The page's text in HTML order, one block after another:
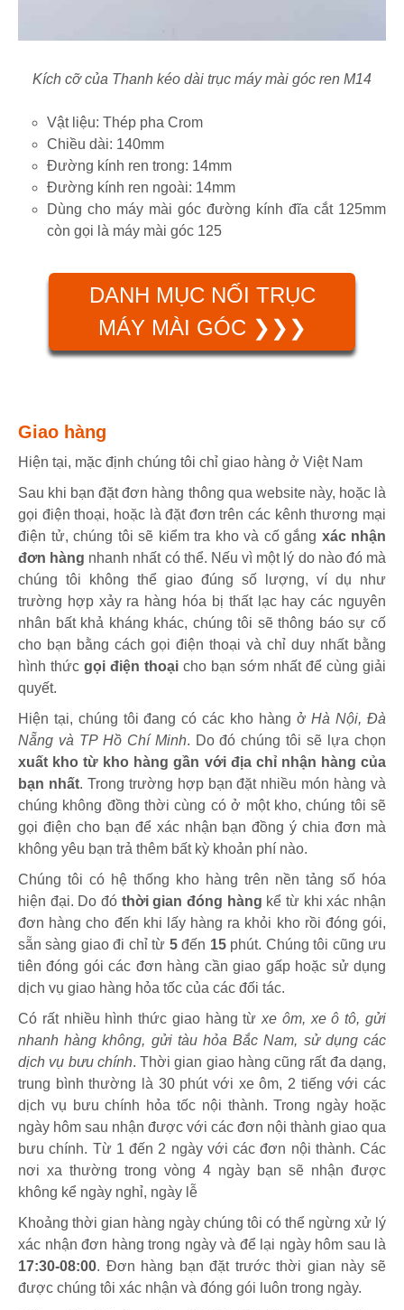
Kích cỡ của Thanh kéo dài trục máy mài góc ren M14
Vật liệu: Thép pha Crom
Chiều dài: 140mm
Đường kính ren trong: 14mm
Đường kính ren ngoài: 14mm
Dùng cho máy mài góc đường kính đĩa cắt 125mm
còn gọi là máy mài góc 125
DANH MỤC NỐI TRỤC
MÁY MÀI GÓC ❯❯❯
Giao hàng
Hiện tại, mặc định chúng tôi chỉ giao hàng ở Việt Nam
Sau khi bạn đặt đơn hàng thông qua website này, hoặc là
gọi điện thoại, hoặc là đặt đơn trên các kênh thương mại
điện tử, chúng tôi sẽ kiểm tra kho và cố gắng xác nhận
đơn hàng nhanh nhất có thể. Nếu vì một lý do nào đó mà
chúng tôi không thể giao đúng số lượng, ví dụ như
trường hợp xảy ra hàng hóa bị thất lạc hay các nguyên
nhân bất khả kháng khác, chúng tôi sẽ thông báo sự cố
cho bạn bằng cách gọi điện thoại và chỉ duy nhất bằng
hình thức gọi điện thoại cho bạn sớm nhất để cùng giải
quyết.
Hiện tại, chúng tôi đang có các kho hàng ởHà Nội, Đà
Nẵng và TP Hồ Chí Minh. Do đó chúng tôi sẽ lựa chọn
xuất kho từ kho hàng gần với địa chỉ nhận hàng của
bạn nhất. Trong trường hợp bạn đặt nhiều món hàng và
chúng không đồng thời cùng có ở một kho, chúng tôi sẽ
gọi điện cho bạn để xác nhận bạn đồng ý chia đơn mà
không yêu bạn trả thêm bất kỳ khoản phí nào.
Chúng tôi có hệ thống kho hàng trên nền tảng số hóa
hiện đại. Do đó thời gian đóng hàng kể từ khi xác nhận
đơn hàng cho đến khi lấy hàng ra khỏi kho rồi đóng gói,
sẵn sàng giao đi chỉ từ 5đến 15 phút. Chúng tôi cũng ưu
tiên đóng gói các đơn hàng cần giao gấp hoặc sử dụng
dịch vụ giao hàng hỏa tốc của các đối tác.
Có rất nhiều hình thức giao hàng từxe ôm, xe ô tô, gửi
nhanh hàng không, gửi tàu hỏa Bắc Nam, sử dụng các
dịch vụ bưu chính. Thời gian giao hàng cũng rất đa dạng,
trung bình thường là 30 phút với xe ôm, 2 tiếng với các
dịch vụ bưu chính hỏa tốc nội thành. Trong ngày hoặc
ngày hôm sau nhận được với các đơn nội thành giao qua
bưu chính. Từ 1 đến 2 ngày với các đơn nội thành. Các
nơi xa thường trong vòng 4 ngày bạn sẽ nhận được
không kể ngày nghỉ, ngày lễ
Khoảng thời gian hàng ngày chúng tôi có thể ngừng xử lý
xác nhận đơn hàng trong ngày và để lại ngày hôm sau là
17:30-08:00. Đơn hàng bạn đặt trước thời gian này sẽ
được chúng tôi xác nhận và đóng gói luôn trong ngày.